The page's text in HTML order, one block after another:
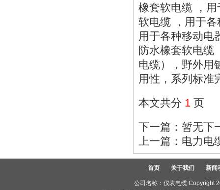
橡套软电缆 ，
软电缆 ，用于
用于各种移动电
防水橡套软电缆
电缆），野外用
用性，系列标准
本文共分 1 页
下一篇：暂无下
上一篇： 电力电
首页 关于我们 新闻
公司名称：仪表电缆 Copyright